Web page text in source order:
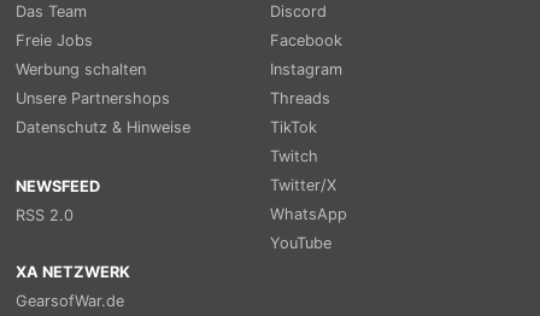
Das Team
Freie Jobs
Werbung schalten
Unsere Partnershops
Datenschutz & Hinweise
NEWSFEED
RSS 2.0
Discord
Facebook
Instagram
Threads
TikTok
Twitch
Twitter/X
WhatsApp
YouTube
XA NETZWERK
GearsofWar.de